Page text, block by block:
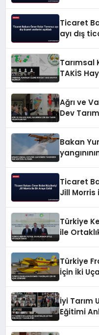
Ticaret
ayı dış
Tarımsal
TAKİS
Ağrı ve
Dev
Bakan
Ticaret
Jill Morris
Türkiye
ile
Türkiye
İçin İki
İyi Tarım
Eğitimi